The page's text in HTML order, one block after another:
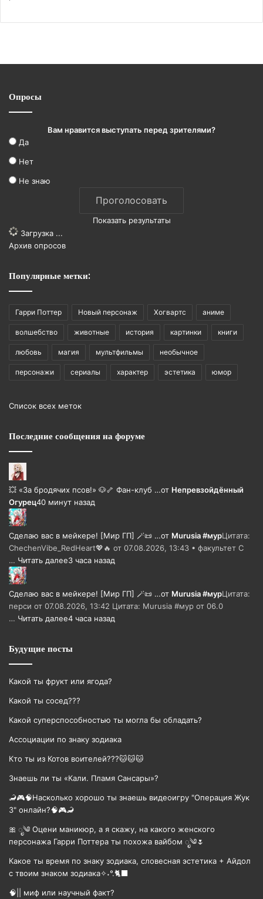
Опросы
Вам нравится выступать перед зрителями?
Да
Нет
Не знаю
Показать результаты
Загрузка ...
Архив опросов
Популярные метки:
Гарри Поттер Новый персонаж Хогвартс аниме
волшебство животные история картинки книги
любовь магия мультфильмы необычное
персонажи сериалы характер эстетика юмор
Список всех меток
Последние сообщения на форуме
💥 «За бродячих псов!» 🐶🦴 Фан-клуб …от Непревзойдëнный
Огурец40 минут назад
Сделаю вас в мейкере! [Мир ГП] 🪄📜 …от Murusia #мурЦитата:
ChechenVibe_RedHeart💖🔥 от 07.08.2026, 13:43 • факультет С
… Читать далее3 часа назад
Сделаю вас в мейкере! [Мир ГП] 🪄📜 …от Murusia #мурЦитата:
перси от 07.08.2026, 13:42 Цитата: Murusia #мур от 06.0
… Читать далее4 часа назад
Будущие посты
Какой ты фрукт или ягода?
Какой ты сосед???
Какой суперспособностью ты могла бы обладать?
Ассоциации по знаку зодиака
Кто ты из Котов воителей???🐱🐱🐱
Знаешь ли ты «Кали. Пламя Сансары»?
🦂🎮🧠Насколько хорошо ты знаешь видеоигру "Операция Жук
3" онлайн?🧠🎮🦂
🎀 ೃ༄ Оцени маникюр, а я скажу, на какого женского
персонажа Гарри Поттера ты похожа вайбом ೃ༄🌷
Какое ты время по знаку зодиака, словесная эстетика + Айдол
с твоим знаком зодиака✧˖°.🐈‍⬛
🧠|| миф или научный факт?